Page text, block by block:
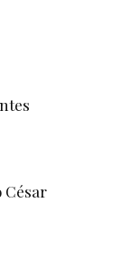
César